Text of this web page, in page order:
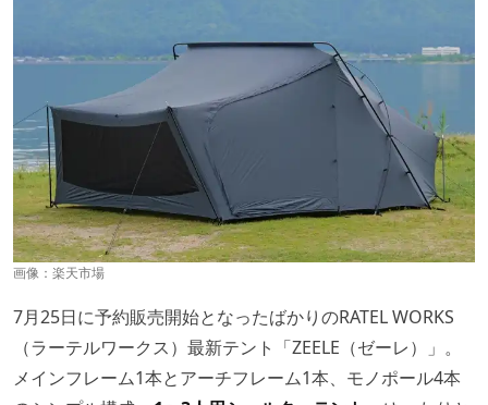
画像： 楽天市場
7月25日に予約販売開始となったばかりのRATEL WORKS
（ラーテルワークス）最新テント「ZEELE（ゼーレ）」。
メインフレーム1本とアーチフレーム1本、モノポール4本